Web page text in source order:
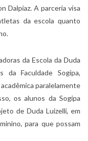
Dalpiaz. A parceria visa
da escola quanto
da Escola da Duda
Faculdade Sogipa,
paralelamente
os alunos da Sogipa
de Duda Luizelli, em
para que possam